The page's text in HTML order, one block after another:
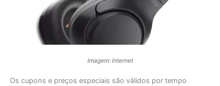
Imagem: Internet
Os cupons e preços especiais são válidos por tempo